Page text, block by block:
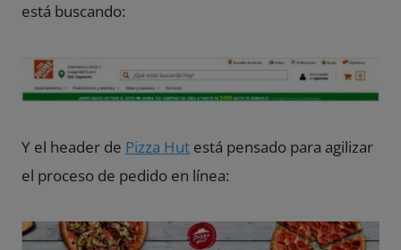
está buscando:
Y el header de Pizza Hut está pensado para agilizar
el proceso de pedido en línea: